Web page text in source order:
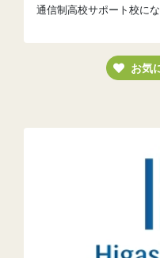
通信制高校サポート校に
お気